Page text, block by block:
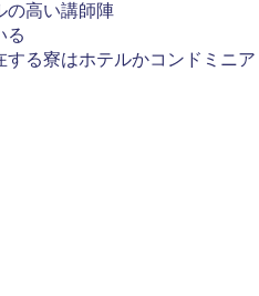
の高い講師陣
る
る寮はホテルかコンドミニア